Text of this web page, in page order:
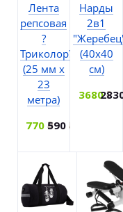
Лента
репсовая
?
Триколор?
(25 мм х
23
метра)
770 590
Нарды
2в1
"Жеребец"
(40х40
см)
36802830